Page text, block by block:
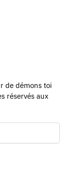
de démons toi
réservés aux